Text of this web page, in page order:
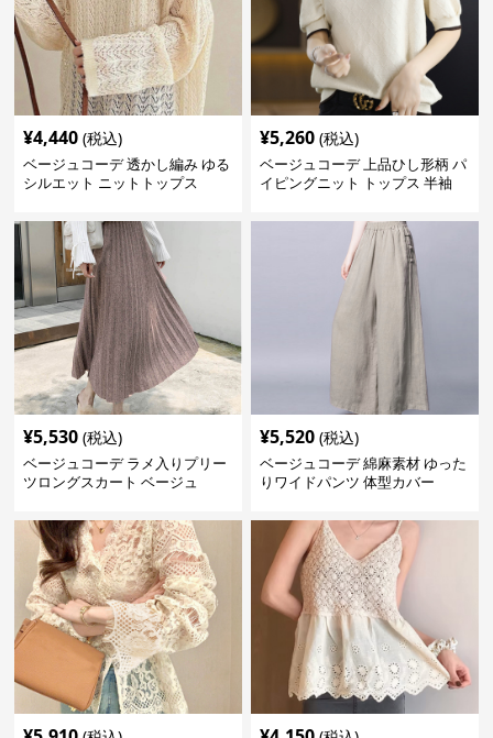
¥4,440 (税込)
ベージュコーデ 透かし編み ゆる
シルエット ニットトップス
¥5,260 (税込)
ベージュコーデ 上品ひし形柄 パ
イピングニット トップス 半袖
¥5,530 (税込)
ベージュコーデ ラメ入りプリー
ツロングスカート ベージュ
¥5,520 (税込)
ベージュコーデ 綿麻素材 ゆった
りワイドパンツ 体型カバー